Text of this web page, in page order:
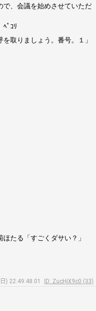
で、会議を始めさせていただ
ﾍﾟｺﾘ
取りましょう。番号。１」
たる「すごくダサい？」
) 22:49:48.01
ID: ZucHjX9c0 (33)